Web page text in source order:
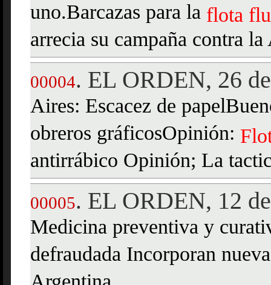
uno.Barcazas para la flota
arrecia su campaña contra
00004. EL ORDEN, 26
Aires: Escacez de
obreros gráficosOpinión:
antirrábico Opinión; La
00005. EL ORDEN, 12
Medicina preventiva y
defraudada Incorporan